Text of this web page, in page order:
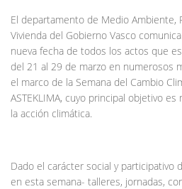
El departamento de Medio Ambiente,
Vivienda del Gobierno Vasco
nueva fecha de todos los actos que
del 21 al 29 de marzo en numerosos
el marco de la Semana del Cambio
ASTEKLIMA, cuyo principal objetivo es
la acción climática.
Dado el carácter social y participativo
en esta semana- talleres, jornadas,